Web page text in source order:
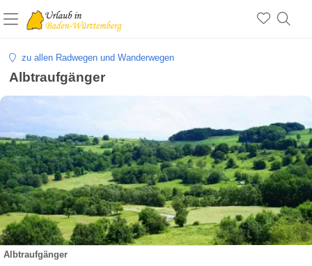
zu allen Radwegen und Wanderwegen
Albtraufgänger
Albtraufgänger